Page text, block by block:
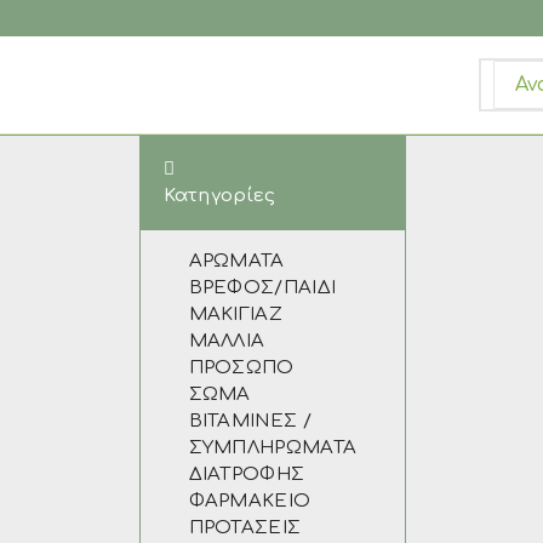
Κατηγορίες
ΑΡΩΜΑΤΑ
ΒΡΕΦΟΣ/ΠΑΙΔΙ
ΜΑΚΙΓΙΑΖ
ΜΑΛΛΙΑ
ΠΡΟΣΩΠΟ
ΣΩΜΑ
ΒΙΤΑΜΙΝΕΣ /
ΣΥΜΠΛΗΡΩΜΑΤΑ
ΔΙΑΤΡΟΦΗΣ
ΦΑΡΜΑΚΕΙΟ
ΠΡΟΤΑΣΕΙΣ